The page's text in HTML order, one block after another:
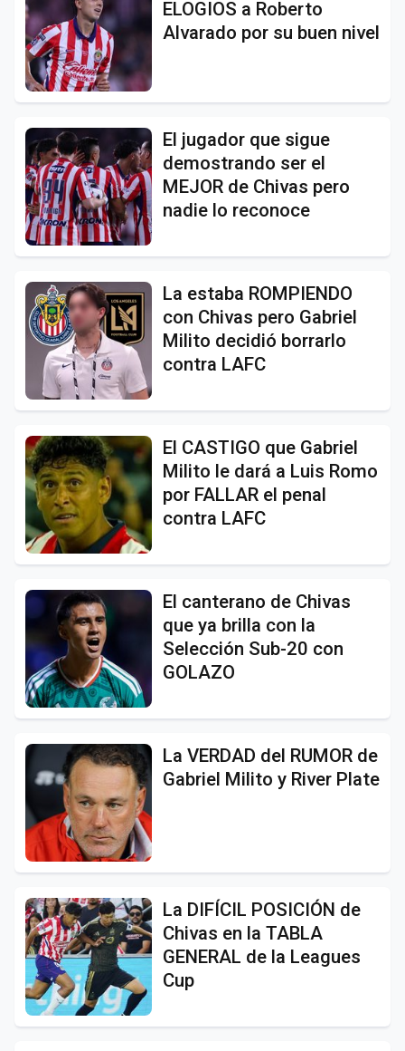
ELOGIOS a Roberto
Alvarado por su buen nivel
El jugador que sigue
demostrando ser el
MEJOR de Chivas pero
nadie lo reconoce
La estaba ROMPIENDO
con Chivas pero Gabriel
Milito decidió borrarlo
contra LAFC
El CASTIGO que Gabriel
Milito le dará a Luis Romo
por FALLAR el penal
contra LAFC
El canterano de Chivas
que ya brilla con la
Selección Sub-20 con
GOLAZO
La VERDAD del RUMOR de
Gabriel Milito y River Plate
La DIFÍCIL POSICIÓN de
Chivas en la TABLA
GENERAL de la Leagues
Cup